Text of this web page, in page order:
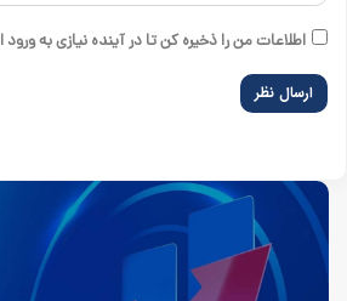
اطلاعات من را ذخیره کن تا در آینده نیازی به